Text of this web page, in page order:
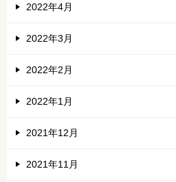
2022年4月
2022年3月
2022年2月
2022年1月
2021年12月
2021年11月